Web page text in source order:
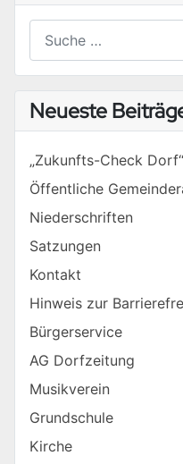
Neueste
„Zukunfts-Check
Öffentliche
Niederschriften
Satzungen
Kontakt
Hinweis zur
Bürgerservice
AG Dorfzeitung
Musikverein
Grundschule
Kirche